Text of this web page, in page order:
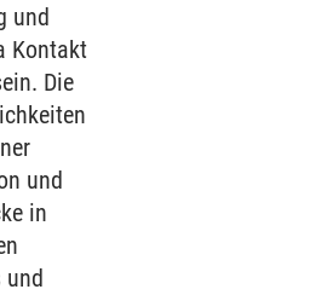
und
Kontakt
Die
und
in
und